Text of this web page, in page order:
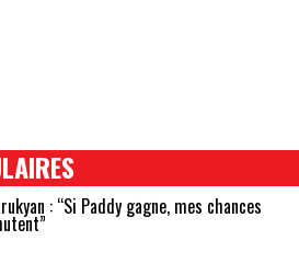
: “Si Paddy gagne, mes chances